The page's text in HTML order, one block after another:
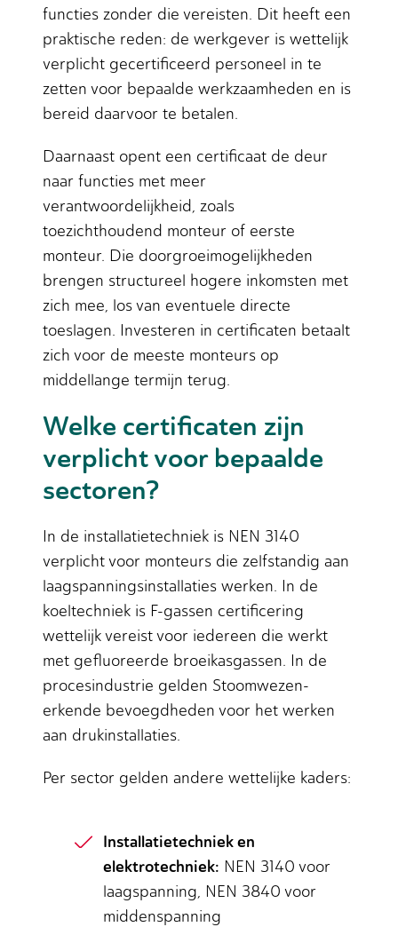
functies zonder die vereisten. Dit heeft een
praktische reden: de werkgever is wettelijk
verplicht gecertificeerd personeel in te
zetten voor bepaalde werkzaamheden en is
bereid daarvoor te betalen.
Daarnaast opent een certificaat de deur
naar functies met meer
verantwoordelijkheid, zoals
toezichthoudend monteur of eerste
monteur. Die doorgroeimogelijkheden
brengen structureel hogere inkomsten met
zich mee, los van eventuele directe
toeslagen. Investeren in certificaten betaalt
zich voor de meeste monteurs op
middellange termijn terug.
Welke certificaten zijn
verplicht voor bepaalde
sectoren?
In de installatietechniek is NEN 3140
verplicht voor monteurs die zelfstandig aan
laagspanningsinstallaties werken. In de
koeltechniek is F-gassen certificering
wettelijk vereist voor iedereen die werkt
met gefluoreerde broeikasgassen. In de
procesindustrie gelden Stoomwezen-
erkende bevoegdheden voor het werken
aan drukinstallaties.
Per sector gelden andere wettelijke kaders:
Installatietechniek en
elektrotechniek: NEN 3140 voor
laagspanning, NEN 3840 voor
middenspanning